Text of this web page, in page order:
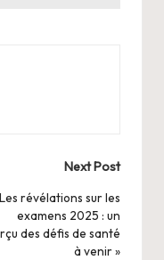
Next Post
révélations sur les
examens 2025 : un
des défis de santé
à venir »